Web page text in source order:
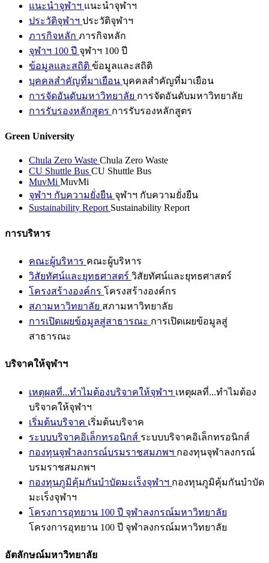
แนะนำจุฬาฯ แนะนำจุฬาฯ
ประวัติจุฬาฯ ประวัติจุฬาฯ
ภารกิจหลัก ภารกิจหลัก
จุฬาฯ 100 ปี จุฬาฯ 100 ปี
ข้อมูลและสถิติ ข้อมูลและสถิติ
บุคคลสำคัญที่มาเยือน บุคคลสำคัญที่มาเยือน
การจัดอันดับมหาวิทยาลัย การจัดอันดับมหาวิทยาลัย
การรับรองหลักสูตร การรับรองหลักสูตร
Green University
Chula Zero Waste Chula Zero Waste
CU Shuttle Bus CU Shuttle Bus
MuvMi MuvMi
จุฬาฯ กับความยั่งยืน จุฬาฯ กับความยั่งยืน
Sustainability Report Sustainability Report
การบริหาร
คณะผู้บริหาร คณะผู้บริหาร
วิสัยทัศน์และยุทธศาสตร์ วิสัยทัศน์และยุทธศาสตร์
โครงสร้างองค์กร โครงสร้างองค์กร
สภามหาวิทยาลัย สภามหาวิทยาลัย
การเปิดเผยข้อมูลสู่สาธารณะ การเปิดเผยข้อมูลสู่
สาธารณะ
บริจาคให้จุฬาฯ
เหตุผลที่...ทำไมต้องบริจาคให้จุฬาฯ เหตุผลที่...ทำไมต้อง
บริจาคให้จุฬาฯ
เริ่มต้นบริจาค เริ่มต้นบริจาค
ระบบบริจาคอิเล็กทรอนิกส์ ระบบบริจาคอิเล็กทรอนิกส์
กองทุนจุฬาลงกรณ์บรมราชสมภพฯ กองทุนจุฬาลงกรณ์
บรมราชสมภพฯ
กองทุนภูมิคุ้มกันบำบัดมะเร็งจุฬาฯ กองทุนภูมิคุ้มกันบำบัด
มะเร็งจุฬาฯ
โครงการอุทยาน 100 ปี จุฬาลงกรณ์มหาวิทยาลัย
โครงการอุทยาน 100 ปี จุฬาลงกรณ์มหาวิทยาลัย
อัตลักษณ์มหาวิทยาลัย